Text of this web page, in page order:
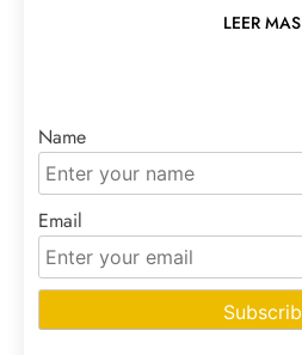
LEER MAS
Name
Email